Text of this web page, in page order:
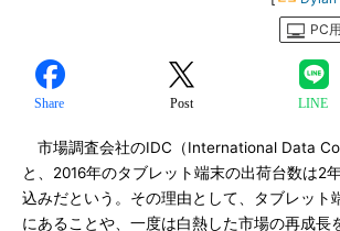
PC
Share Post LINE
市場調査会社のIDC（International Data
と、2016年のタブレット端末の出荷台数は2
込みだという。その理由として、タブレット
にあることや、一度は白熱した市場の再成長